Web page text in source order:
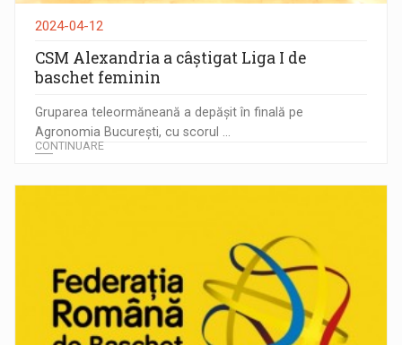
2024-04-12
CSM Alexandria a câștigat Liga I de
baschet feminin
Gruparea teleormăneană a depășit în finală pe
Agronomia București, cu scorul ...
CONTINUARE